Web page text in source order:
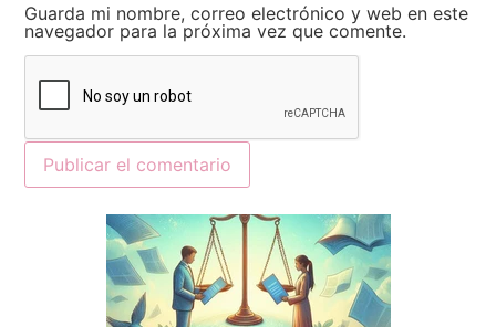
Guarda mi nombre, correo electrónico y web en este
navegador para la próxima vez que comente.